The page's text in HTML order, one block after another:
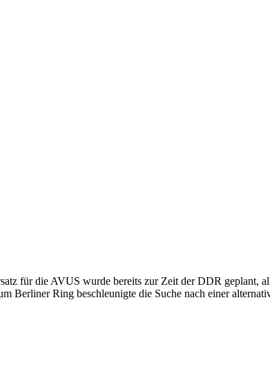
für die AVUS wurde bereits zur Zeit der DDR geplant,
Berliner Ring beschleunigte die Suche nach einer